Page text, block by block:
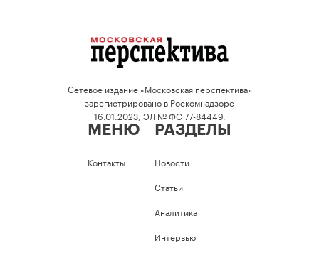
Сетевое издание «Московская перспектива»
зарегистрировано в Роскомнадзоре
16.01.2023, ЭЛ № ФС 77-84449.
МЕНЮ
Контакты
РАЗДЕЛЫ
Новости
Статьи
Аналитика
Интервью